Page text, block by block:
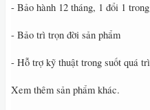
- Bảo hành 12 tháng, 1 đổi 1
- Bảo trì trọn đời sản phẩm
- Hỗ trợ kỹ thuật trong suốt quá
Xem thêm sản phẩm khác.